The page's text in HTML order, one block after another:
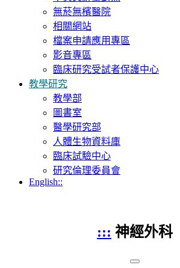
無菸無檳醫院
相關網站
檔案申請應用專區
影音專區
臨床研究受試者保護中心
教學研究
教學部
圖書室
醫學研究部
人體生物資料庫
臨床試驗中心
研究倫理委員會
English::
::: 神經外科